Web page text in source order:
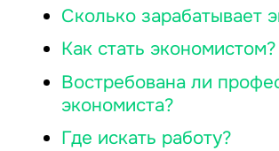
Сколько зарабатывает
Как стать экономистом?
Востребована ли
экономиста?
Где искать работу?